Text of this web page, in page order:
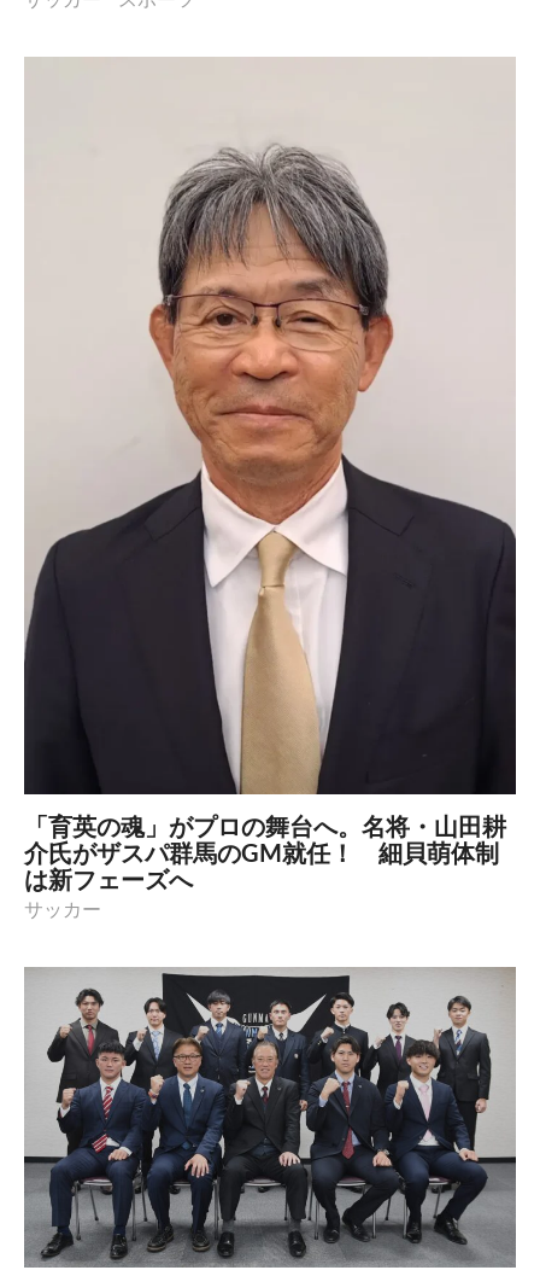
「育英の魂」がプロの舞台へ。名将・山田耕
介氏がザスパ群馬のGM就任！ 細貝萌体制
は新フェーズへ
サッカー